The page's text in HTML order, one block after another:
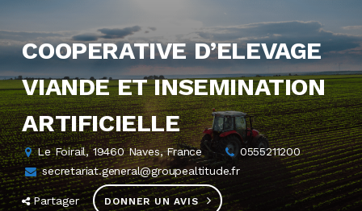
COOPERATIVE D’ELEVAGE
VIANDE ET INSEMINATION
ARTIFICIELLE
Le Foirail, 19460 Naves, France
0555211200
secretariat.general@groupealtitude.fr
Partager DONNER UN AVIS